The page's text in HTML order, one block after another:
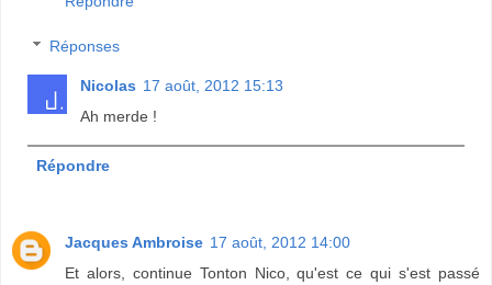
Réponses
Nicolas 17 août, 2012 15:13
Ah merde !
Répondre
Jacques Ambroise 17 août, 2012 14:00
Et alors, continue Tonton Nico, qu'est ce qui s'est passé